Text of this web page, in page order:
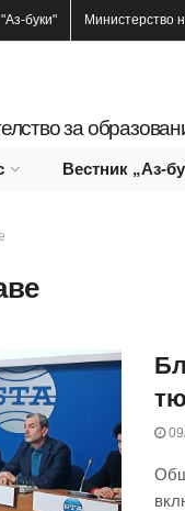
"Аз-буки" Министерство
за
Вестник „Аз-